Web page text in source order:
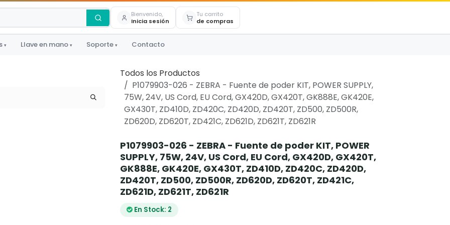
Bienvenido,
Inicia sesión
Tu carrito
de compras
▾ Llave en mano ▾ Soporte ▾ Contacto
Todos los Productos
P1079903-026 - ZEBRA - Fuente de poder KIT, POWER SUPPLY,
75W, 24V, US Cord, EU Cord, GX420D, GX420T, GK888E, GK420E,
GX430T, ZD410D, ZD420C, ZD420D, ZD420T, ZD500, ZD500R,
ZD620D, ZD620T, ZD421C, ZD621D, ZD621T, ZD621R
P1079903-026 - ZEBRA - Fuente de poder KIT, POWER
SUPPLY, 75W, 24V, US Cord, EU Cord, GX420D, GX420T,
GK888E, GK420E, GX430T, ZD410D, ZD420C, ZD420D,
ZD420T, ZD500, ZD500R, ZD620D, ZD620T, ZD421C,
ZD621D, ZD621T, ZD621R
En Stock: 2